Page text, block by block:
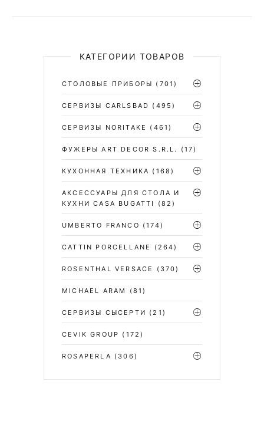
КАТЕГОРИИ ТОВАРОВ
СТОЛОВЫЕ ПРИБОРЫ (701)
CЕРВИЗЫ CARLSBAD (495)
СЕРВИЗЫ NORITAKE (461)
ФУЖЕРЫ ART DECOR S.R.L. (17)
КУХОННАЯ ТЕХНИКА (168)
АКСЕССУАРЫ ДЛЯ СТОЛА И
КУХНИ CASA BUGATTI
(82)
UMBERTO FRANCO (174)
CATTIN PORCELLANE (264)
ROSENTHAL VERSACE (370)
MICHAEL ARAM (81)
СЕРВИЗЫ СЫСЕРТИ (21)
CEVIK GROUP (172)
ROSAPERLA (306)